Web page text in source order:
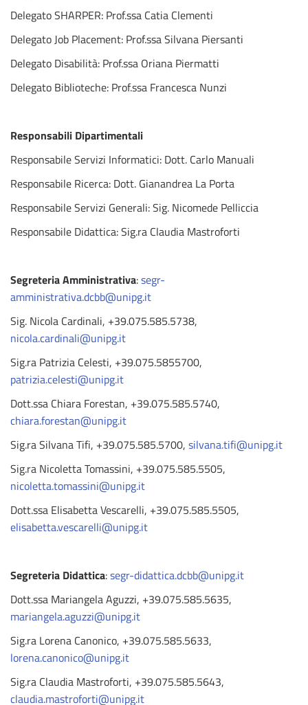
Delegato SHARPER: Prof.ssa Catia Clementi
Delegato Job Placement: Prof.ssa Silvana Piersanti
Delegato Disabilità: Prof.ssa Oriana Piermatti
Delegato Biblioteche: Prof.ssa Francesca Nunzi
Responsabili Dipartimentali
Responsabile Servizi Informatici: Dott. Carlo Manuali
Responsabile Ricerca: Dott. Gianandrea La Porta
Responsabile Servizi Generali: Sig. Nicomede Pelliccia
Responsabile Didattica: Sig.ra Claudia Mastroforti
Segreteria Amministrativa:segr-
amministrativa.dcbb@unipg.it
Sig. Nicola Cardinali, +39.075.585.5738,
nicola.cardinali@unipg.it
Sig.ra Patrizia Celesti, +39.075.5855700,
patrizia.celesti@unipg.it
Dott.ssa Chiara Forestan, +39.075.585.5740,
chiara.forestan@unipg.it
Sig.ra Silvana Tifi, +39.075.585.5700, silvana.tifi@unipg.it
Sig.ra Nicoletta Tomassini, +39.075.585.5505,
nicoletta.tomassini@unipg.it
Dott.ssa Elisabetta Vescarelli, +39.075.585.5505,
elisabetta.vescarelli@unipg.it
Segreteria Didattica:segr-didattica.dcbb@unipg.it
Dott.ssa Mariangela Aguzzi, +39.075.585.5635,
mariangela.aguzzi@unipg.it
Sig.ra Lorena Canonico, +39.075.585.5633,
lorena.canonico@unipg.it
Sig.ra Claudia Mastroforti, +39.075.585.5643,
claudia.mastroforti@unipg.it